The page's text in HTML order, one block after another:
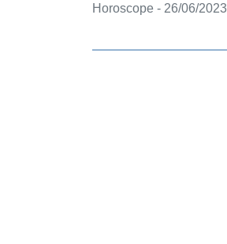
Horoscope - 26/06/2023